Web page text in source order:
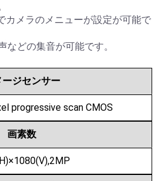
カメラのメニューが設定が可能で
などの集音が可能です。
ージセンサー
progressive scan CMOS
画素数